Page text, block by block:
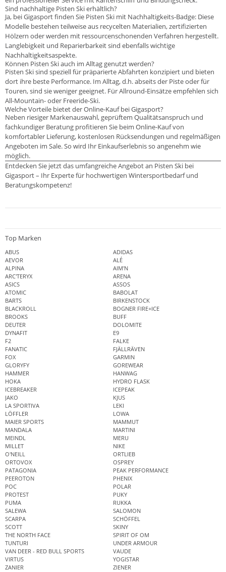
Sind nachhaltige Pisten Ski erhältlich?
Ja, bei Gigasport finden Sie Pisten Ski mit Nachhaltigkeits-Badge: Diese
Modelle bestehen teilweise aus recycelten Materialien, zertifizierten
Hölzern oder werden mit ressourcenschonenden Verfahren hergestellt.
Langlebigkeit und Reparierbarkeit sind ebenfalls wichtige
Nachhaltigkeitsaspekte.
Können Pisten Ski auch im Alltag genutzt werden?
Pisten Ski sind speziell für präparierte Abfahrten konzipiert und bieten
dort ihre beste Performance. Im Alltag, d.h. abseits der Piste oder für
Touren, sind sie weniger geeignet. Für Allround-Einsätze empfehlen sich
All-Mountain- oder Freeride-Ski.
Welche Vorteile bietet der Online-Kauf bei Gigasport?
Neben riesiger Markenauswahl, geprüftem Qualitätsanspruch und
fachkundiger Beratung profitieren Sie beim Online-Kauf von
komfortabler Lieferung, kostenlosen Rücksendungen und regelmäßigen
Angeboten im Sale. So wird Ihr Einkaufserlebnis so angenehm wie
möglich.
Entdecken Sie jetzt das umfangreiche Angebot an Pisten Ski bei
Gigasport – Ihr Experte für hochwertigen Wintersportbedarf und
Beratungskompetenz!
Top Marken
ABUS
ADIDAS
AEVOR
ALÉ
ALPINA
AIM'N
ARC'TERYX
ARENA
ASICS
ASSOS
ATOMIC
BABOLAT
BARTS
BIRKENSTOCK
BLACKROLL
BOGNER FIRE+ICE
BROOKS
BUFF
DEUTER
DOLOMITE
DYNAFIT
E9
F2
FALKE
FANATIC
FJÄLLRÄVEN
FOX
GARMIN
GLORYFY
GOREWEAR
HAMMER
HANWAG
HOKA
HYDRO FLASK
ICEBREAKER
ICEPEAK
JAKO
KJUS
LA SPORTIVA
LEKI
LÖFFLER
LOWA
MAIER SPORTS
MAMMUT
MANDALA
MARTINI
MEINDL
MERU
MILLET
NIKE
O'NEILL
ORTLIEB
ORTOVOX
OSPREY
PATAGONIA
PEAK PERFORMANCE
PEEROTON
PHENIX
POC
POLAR
PROTEST
PUKY
PUMA
RUKKA
SALEWA
SALOMON
SCARPA
SCHÖFFEL
SCOTT
SKINY
THE NORTH FACE
SPIRIT OF OM
TUNTURI
UNDER ARMOUR
VAN DEER - RED BULL SPORTS
VAUDE
VIRTUS
YOGISTAR
ZANIER
ZIENER